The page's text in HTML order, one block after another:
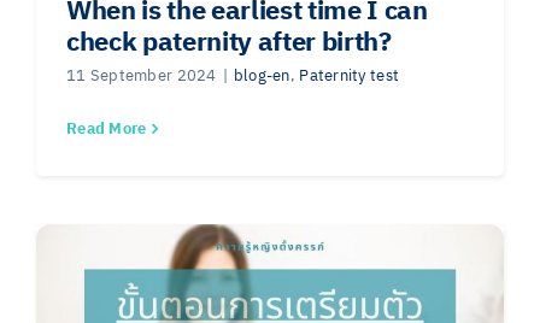
When is the earliest time I can
check paternity after birth?
11 September 2024 | blog-en, Paternity test
Read More